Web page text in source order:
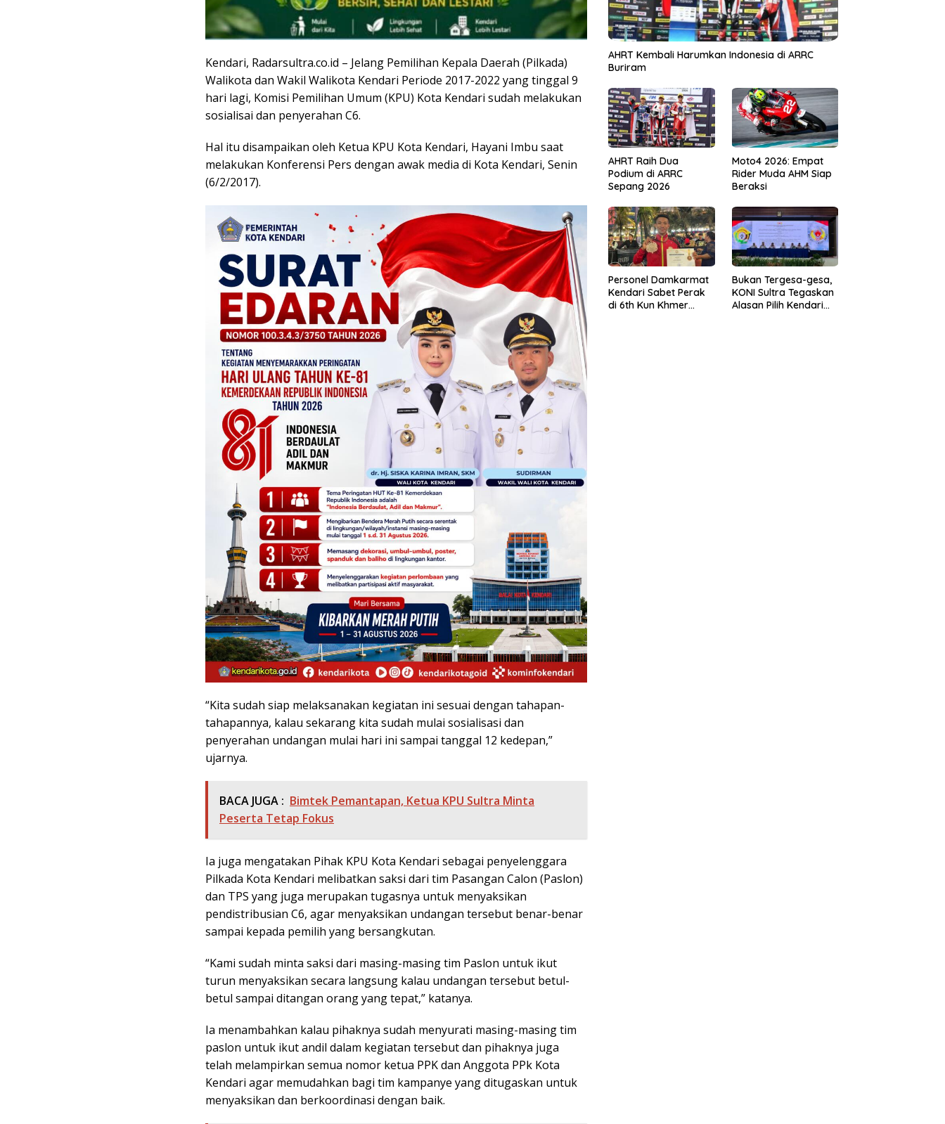
Kendari, Radarsultra.co.id – Jelang Pemilihan Kepala Daerah (Pilkada)
Walikota dan Wakil Walikota Kendari Periode 2017-2022 yang tinggal 9
hari lagi, Komisi Pemilihan Umum (KPU) Kota Kendari sudah melakukan
sosialisai dan penyerahan C6.
Hal itu disampaikan oleh Ketua KPU Kota Kendari, Hayani Imbu saat
melakukan Konferensi Pers dengan awak media di Kota Kendari, Senin
(6/2/2017).
“Kita sudah siap melaksanakan kegiatan ini sesuai dengan tahapan-
tahapannya, kalau sekarang kita sudah mulai sosialisasi dan
penyerahan undangan mulai hari ini sampai tanggal 12 kedepan,”
ujarnya.
BACA JUGA : Bimtek Pemantapan, Ketua KPU Sultra Minta
Peserta Tetap Fokus
Ia juga mengatakan Pihak KPU Kota Kendari sebagai penyelenggara
Pilkada Kota Kendari melibatkan saksi dari tim Pasangan Calon (Paslon)
dan TPS yang juga merupakan tugasnya untuk menyaksikan
pendistribusian C6, agar menyaksikan undangan tersebut benar-benar
sampai kepada pemilih yang bersangkutan.
“Kami sudah minta saksi dari masing-masing tim Paslon untuk ikut
turun menyaksikan secara langsung kalau undangan tersebut betul-
betul sampai ditangan orang yang tepat,” katanya.
Ia menambahkan kalau pihaknya sudah menyurati masing-masing tim
paslon untuk ikut andil dalam kegiatan tersebut dan pihaknya juga
telah melampirkan semua nomor ketua PPK dan Anggota PPk Kota
Kendari agar memudahkan bagi tim kampanye yang ditugaskan untuk
menyaksikan dan berkoordinasi dengan baik.
AHRT Kembali Harumkan Indonesia di ARRC
Buriram
AHRT Raih Dua
Podium di ARRC
Sepang 2026
Moto4 2026: Empat
Rider Muda AHM Siap
Beraksi
Personel Damkarmat
Kendari Sabet Perak
di 6th Kun Khmer
Bukan Tergesa-gesa,
KONI Sultra Tegaskan
Alasan Pilih Kendari